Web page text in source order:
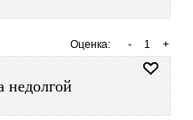
Оценка: +
1
-
недолгой